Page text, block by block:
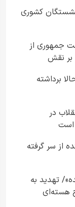
بازنشستگان کشوری
جمهوری از
بر نقش
عمومی
برداشته
در
است​
از سر گرفته
تهدید به
هسته‌ای